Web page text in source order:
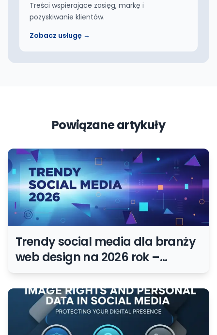
Treści wspierające zasięg, markę i
pozyskiwanie klientów.
Zobacz usługę →
Powiązane artykuły
Trendy social media dla branży
web design na 2026 rok –
prognozy